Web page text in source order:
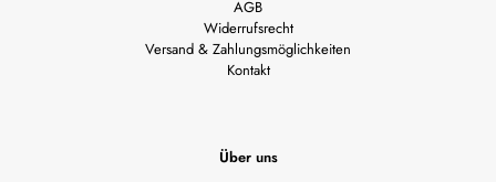
AGB
Widerrufsrecht
Versand & Zahlungsmöglichkeiten
Kontakt
Über uns